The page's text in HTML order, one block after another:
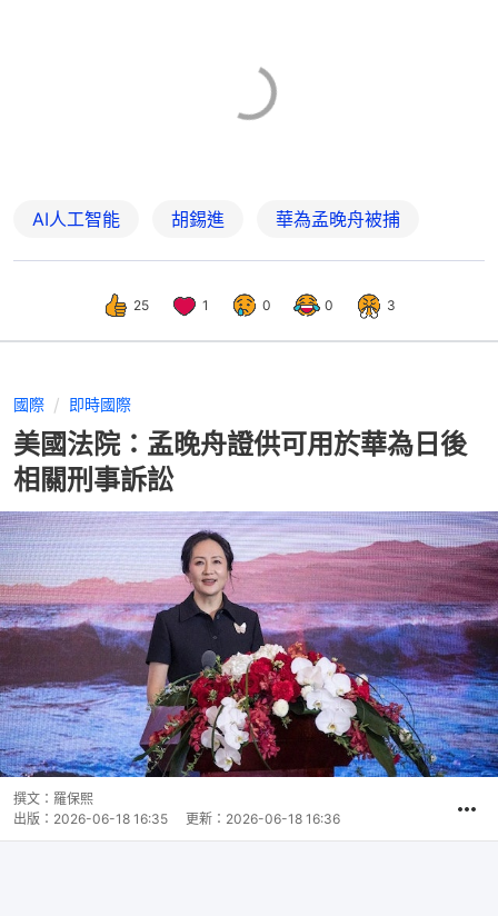
AI人工智能 胡錫進 華為孟晚舟被捕
25 1 0 0 3
國際 即時國際
美國法院：孟晚舟證供可用於華為日後
相關刑事訴訟
撰文： 羅保熙
出版： 2026-06-18 16:35 更新： 2026-06-18 16:36